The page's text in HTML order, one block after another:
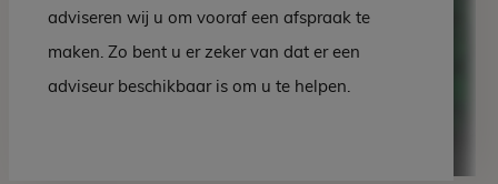
adviseren wij u om vooraf een afspraak te
maken. Zo bent u er zeker van dat er een
adviseur beschikbaar is om u te helpen.